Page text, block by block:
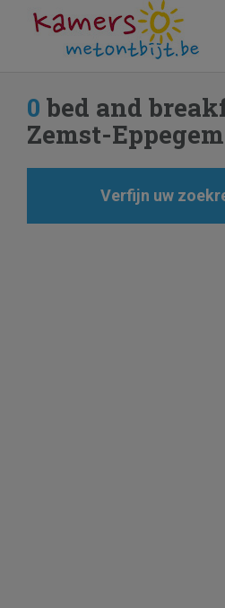
0 bed and
Zemst-
Verfijn uw